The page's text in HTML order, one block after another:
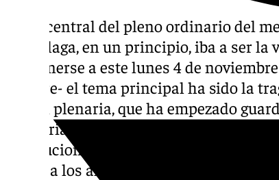
El eje central del pleno ordinario del
de Málaga, en un principio, iba a ser
posponerse a este lunes 4 de
octubre- el tema principal ha sido la
sesión plenaria, que ha empezado
memoria de las víctimas y en la que
institucional, ha aprobado una
apoyo a los afectados por esta